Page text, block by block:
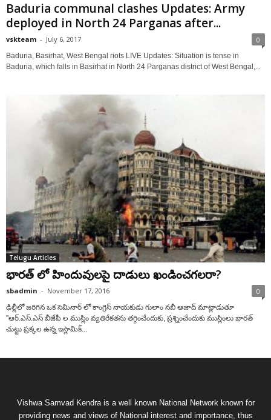
Baduria communal clashes Updates: Army
deployed in North 24 Parganas after...
vskteam - July 6, 2017 0
Baduria, Basirhat, West Bengal riots LIVE Updates: Situation is tense in
Baduria, which falls in Basirhat in North 24 Parganas district of West Bengal,...
Telugu Articles
భారత్ లో హిందువులపై దాడులు ఖండించగలరా?
sbadmin - November 17, 2016 0
ఢిల్లీలో జరిగిన ఒక సెమినార్ లో కాంగ్రెస్ నాయకుడు గులాం నబీ ఆజాద్ మాట్లాడుతూ
"ఆర్.ఎస్.ఎస్ బీజేపీ ల ముస్లిం వ్యతిరేకతను తగ్గించేందుకు, ప్రశ్నించేందుకు ముస్లింలు భారత్
చుట్టు ప్రక్కల ఉన్న ఇస్లామిక్...
Vishwa Samvad Kendra is a well known National Network known for
providing news and views of National interest and importance, thus